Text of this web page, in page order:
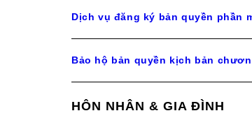
Dịch vụ đăng ký bản quyền phần
Bảo hộ bản quyền kịch bản
HÔN NHÂN & GIA ĐÌNH